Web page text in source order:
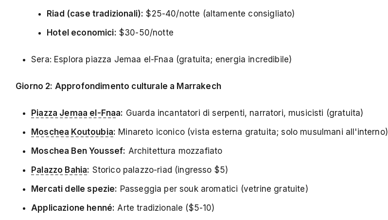
Riad (case tradizionali): $25-40/notte (altamente consigliato)
Hotel economici: $30-50/notte
Sera: Esplora piazza Jemaa el-Fnaa (gratuita; energia incredibile)
Giorno 2: Approfondimento culturale a Marrakech
Piazza Jemaa el-Fnaa: Guarda incantatori di serpenti, narratori, musicisti (gratuita)
Moschea Koutoubia: Minareto iconico (vista esterna gratuita; solo musulmani all'interno)
Moschea Ben Youssef: Architettura mozzafiato
Palazzo Bahia: Storico palazzo-riad (ingresso $5)
Mercati delle spezie: Passeggia per souk aromatici (vetrine gratuite)
Applicazione henné: Arte tradizionale ($5-10)